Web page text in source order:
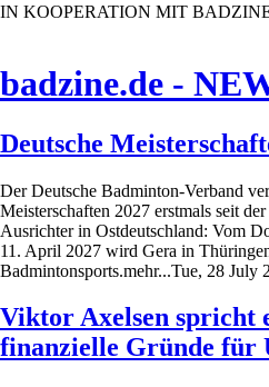
IN KOOPERATION MIT
badzine.de -
Deutsche
Der Deutsche Badminton-Verband
Meisterschaften 2027 erstmals seit
Ausrichter in Ostdeutschland: Vom
11. April 2027 wird Gera in
Badmintonsports.mehr...Tue, 28 July
Viktor Axelsen spricht
finanzielle Gründe für